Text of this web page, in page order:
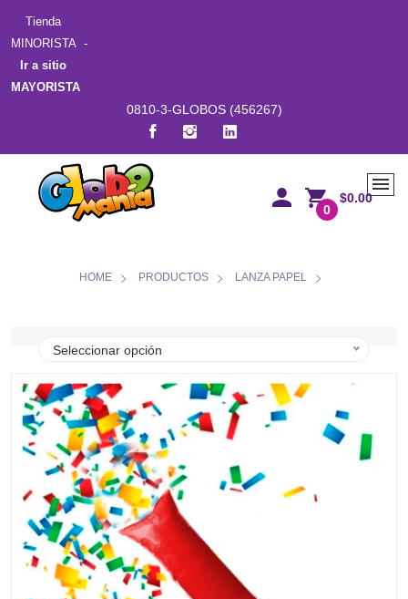
Tienda
MINORISTA -
Ir a sitio
MAYORISTA
0810-3-GLOBOS (456267)
$0.00
0
HOME PRODUCTOS LANZA PAPEL
Seleccionar opción